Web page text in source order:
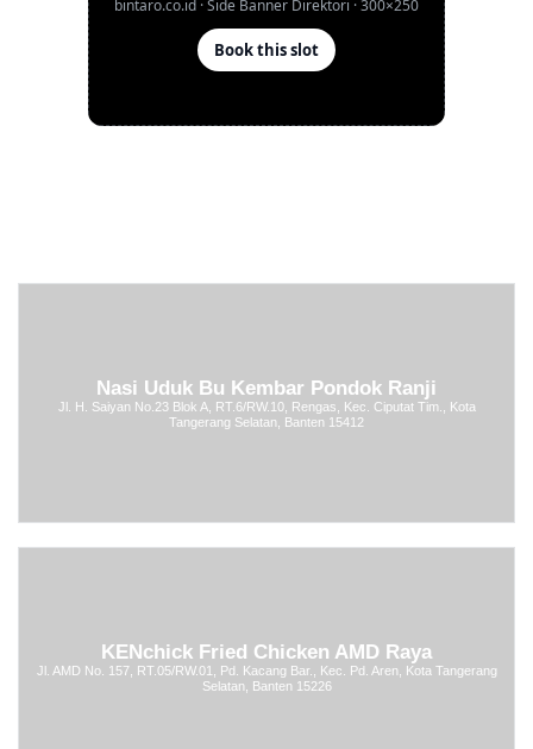
Nasi Uduk Bu Kembar Pondok Ranji
Jl. H. Saiyan No.23 Blok A, RT.6/RW.10, Rengas, Kec. Ciputat Tim., Kota
Tangerang Selatan, Banten 15412
KENchick Fried Chicken AMD Raya
Jl. AMD No. 157, RT.05/RW.01, Pd. Kacang Bar., Kec. Pd. Aren, Kota Tangerang
Selatan, Banten 15226